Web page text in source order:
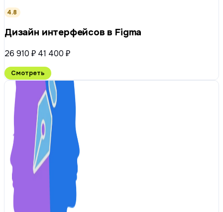
4.8
Дизайн интерфейсов в Figma
26 910 ₽ 41 400 ₽
Смотреть